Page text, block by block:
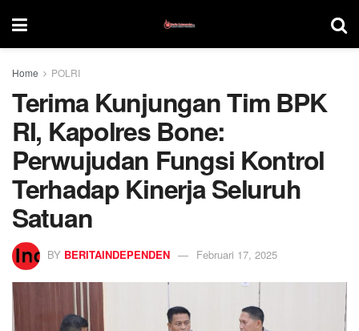
Home POLRI
Terima Kunjungan Tim BPK
RI, Kapolres Bone:
Perwujudan Fungsi Kontrol
Terhadap Kinerja Seluruh
Satuan
BY BERITAINDEPENDEN Februari 17, 2025